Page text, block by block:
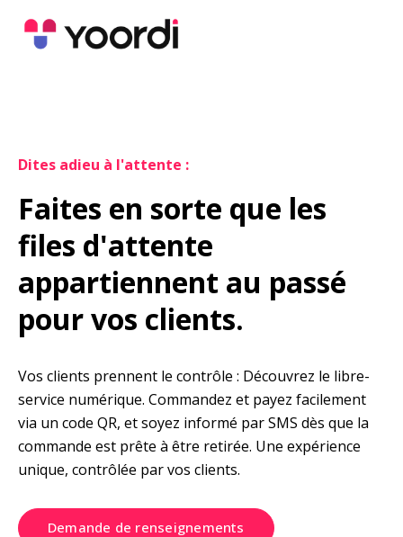
Dites adieu à l'attente :
Faites en sorte que les
files d'attente
appartiennent au passé
pour vos clients.
Vos clients prennent le contrôle : Découvrez le libre-
service numérique. Commandez et payez facilement
via un code QR, et soyez informé par SMS dès que la
commande est prête à être retirée. Une expérience
unique, contrôlée par vos clients.
Demande de renseignements